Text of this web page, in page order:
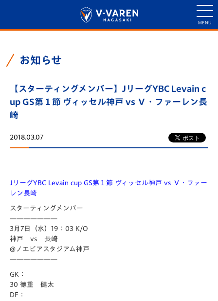
お知らせ
【スターティングメンバー】JリーグYBC Levain c
up GS第１節 ヴィッセル神戸 vs Ｖ・ファーレン長
崎
2018.03.07
JリーグYBC Levain cup GS第１節 ヴィッセル神戸 vs Ｖ・ファー
レン長崎
スターティングメンバー
———————
3月7日（水）19：03 K/O
神戸 vs 長崎
@ノエビアスタジアム神戸
———————
GK：
30 徳重 健太
DF：